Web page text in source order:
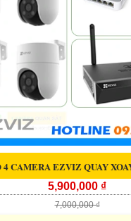
4 CAMERA EZVIZ QUAY
5,900,000 ₫
7,000,000 ₫